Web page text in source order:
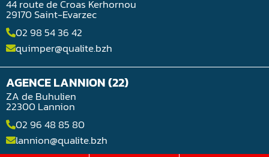
44 route de Croas Kerhornou
29170 Saint-Evarzec
02 98 54 36 42
quimper@qualite.bzh
AGENCE LANNION (22)
ZA de Buhulien
22300 Lannion
02 96 48 85 80
lannion@qualite.bzh